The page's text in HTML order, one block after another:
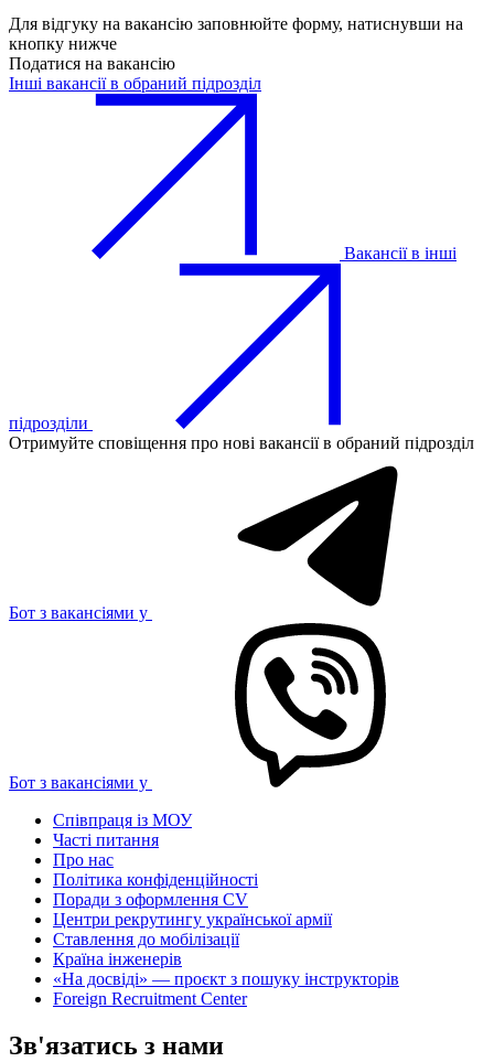
Для відгуку на вакансію заповнюйте форму, натиснувши на
кнопку нижче
Податися на вакансію
Інші вакансії в обраний підрозділ
Вакансії в інші
підрозділи
Отримуйте сповіщення про нові вакансії в обраний підрозділ
Бот з вакансіями у
Бот з вакансіями у
Співпраця із МОУ
Часті питання
Про нас
Політика конфіденційності
Поради з оформлення CV
Центри рекрутингу української армії
Ставлення до мобілізації
Країна інженерів
«На досвіді» — проєкт з пошуку інструкторів
Foreign Recruitment Center
Зв'язатись з нами